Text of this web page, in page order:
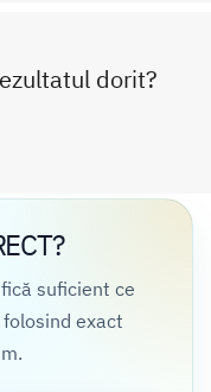
dorit?
suficient ce
exact